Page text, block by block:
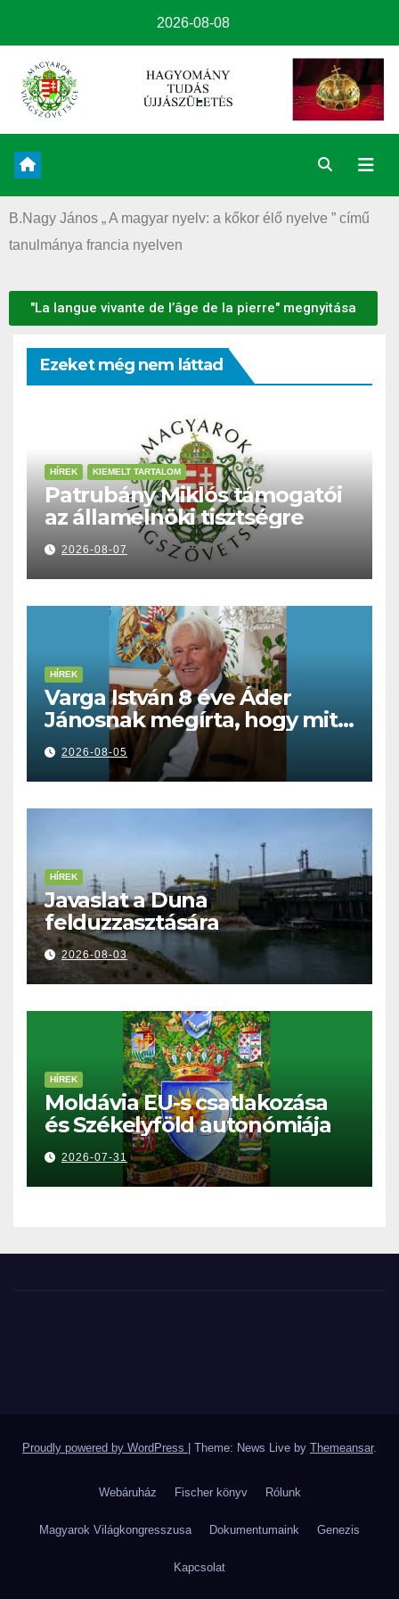
2026-08-08
B.Nagy János „ A magyar nyelv: a kőkor élő nyelve ” című
tanulmánya francia nyelven
"La langue vivante de l’âge de la pierre" megnyitása
Ezeket még nem láttad
HÍREK KIEMELT TARTALOM
Patrubány Miklós támogatói
az államelnöki tisztségre
2026-08-07
HÍREK
Varga István 8 éve Áder
Jánosnak megírta, hogy mit
kell tennünk a Dunával
2026-08-05
HÍREK
Javaslat a Duna
felduzzasztására
2026-08-03
HÍREK
Moldávia EU-s csatlakozása
és Székelyföld autonómiája
2026-07-31
Proudly powered by WordPress Theme: News Live by Themeansar.
Webáruház Fischer könyv Rólunk
Magyarok Világkongresszusa Dokumentumaink Genezis
Kapcsolat